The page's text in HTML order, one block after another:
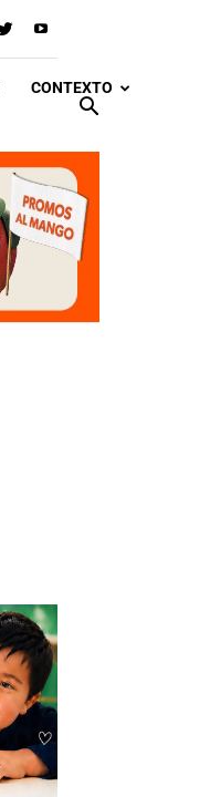
CONTEXTO